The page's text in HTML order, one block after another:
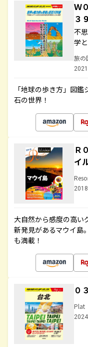
Ｗ
３
不
学
旅の
「地球の歩き方」図
石の世界！
Ｒ
イ
大自然から感度の高い
新発見があるマウイ島
も満載！
０
Plat